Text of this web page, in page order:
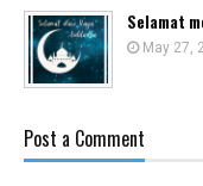
Selamat
May 27,
Post a Comment